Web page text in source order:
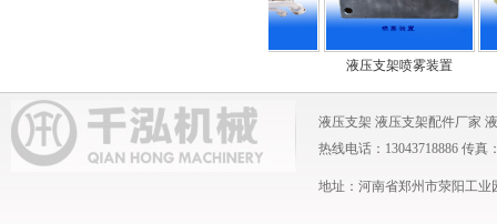
液压支架喷雾装置
液压支架 液压支架配件厂家
热线电话：13043718886 传真
地址：河南省郑州市荥阳工业